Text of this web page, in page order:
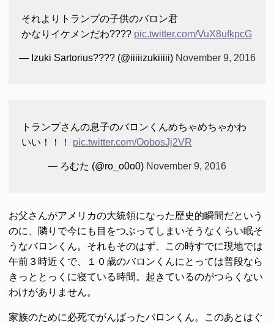
それよりトランプの子供のバロン君
かなりイケメンだわ???? pic.twitter.com/VuX8ufkpcG
— Izuki Sartorius???? (@iiiiizukiiiii) November 9, 2016
トランプさんの息子のバロンくんめちゃめちゃかわ
いい！！！ pic.twitter.com/OobosJj2VR
— ろむた (@ro_o0o0) November 9, 2016
お父さんがアメリカの大統領になった歴史的瞬間だという
のに、隣りで今にも目をつぶってしまいそうなくらい眠そ
うなバロンくん。それもそのはず、この時すでに現地では
午前３時近くで、１０歳のバロンくんにとっては普段なら
きっととっくに寝ている時間。起きているのがつらくない
わけがありません。
家族のために必死でがんばったバロンくん。このあとはぐ